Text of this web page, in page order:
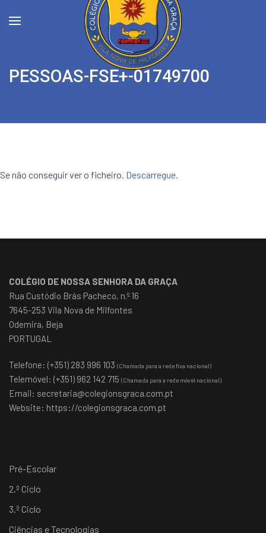
PESSOAS-FSE+-01749700
Se não conseguir ver o ficheiro. Descarregue.
COLÉGIO DE NOSSA SENHORA DA GRAÇA
Rua Custódio Brás Pacheco, n.º 16
7645-253 Vila Nova de Milfontes
Odemira, Beja
PORTUGAL
Telefone: (+351) 283 996 103 (Chamada para a rede fixa nacional)
Telemóvel: (+351) 962 142 715 (Chamada para a rede móvel nacional)
Email: secretaria@colegionsgraca.com.pt
Website: https://colegionsgraca.com.pt
Pré-Escolar
2.º Ciclo
3.º Ciclo
Ciências e Tecnologias